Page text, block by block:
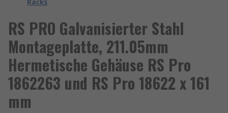
RS PRO Galvanisierter Stahl
Montageplatte, 211.05mm
Hermetische Gehäuse RS Pro
1862263 und RS Pro 18622 x 161
mm